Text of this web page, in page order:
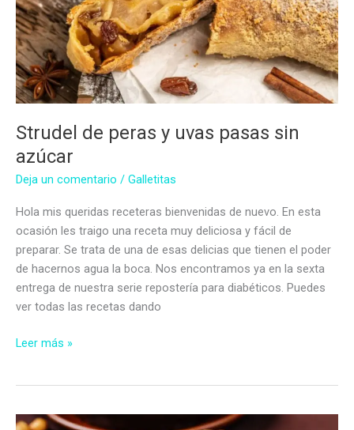
Strudel de peras y uvas pasas sin
azúcar
Deja un comentario / Galletitas
Hola mis queridas receteras bienvenidas de nuevo. En esta
ocasión les traigo una receta muy deliciosa y fácil de
preparar. Se trata de una de esas delicias que tienen el poder
de hacernos agua la boca. Nos encontramos ya en la sexta
entrega de nuestra serie repostería para diabéticos. Puedes
ver todas las recetas dando
Strudel
uvas
Leer más »